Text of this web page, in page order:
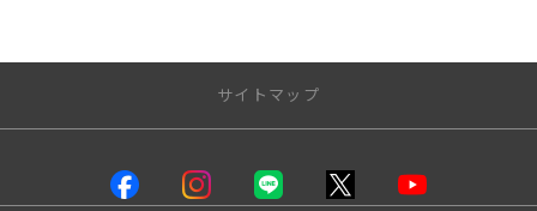
サイトマップ